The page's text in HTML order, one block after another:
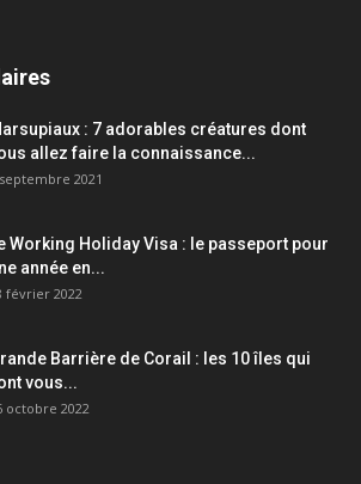
: 7 adorables créatures dont
allez faire la connaissance...
2021
Working Holiday Visa : le passeport pour
année en...
février 2022
Barrière de Corail : les 10 îles qui
vous...
octobre 2022